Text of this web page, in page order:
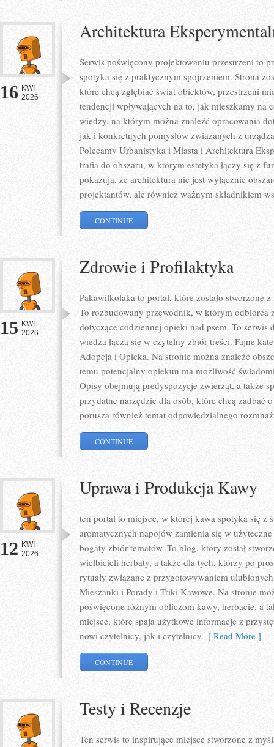
16 KWI
2026
Architektura
Serwis poświęcony projektowaniu przestrzeni to
spotyka się z praktycznym spojrzeniem. Strona
które chcą zgłębiać świat obiektów, przestrzeni
tendencji wpływających na to, jak mieszkamy na
wiedzy, na którym można znaleźć opracowania
jak i konkretnych pomysłów związanych z
Polecamy Urbanistyka i Miasta i Architektura
trafia do obszaru, w którym estetyka łączy się z
pokazują, że architektura nie jest wyłącznie
projektantów, ale również ważnym składnikiem
CONTINUE
15 KWI
2026
Zdrowie i Profilaktyka
Pakawilkolaka to portal, które zostało stworzone
To rozbudowany przewodnik, w którym odbiorca
dotyczące codziennej opieki nad psem. To serwis
wiedza łączą się w czytelny zbiór treści. Fajne
Adopcja i Opieka. Na stronie można znaleźć
temu potencjalny opiekun ma możliwość
Opisy obejmują predyspozycje zwierząt, a także
przydatne narzędzie dla osób, które chcą zadbać
porusza również temat odpowiedzialnego
CONTINUE
12 KWI
2026
Uprawa i Produkcja Kawy
ten portal to miejsce, w której kawa spotyka się z
aromatycznych napojów zamienia się w
bogaty zbiór tematów. To blog, który został
wielbicieli herbaty, a także dla tych, którzy po
rytuały związane z przygotowywaniem
Mieszanki i Porady i Triki Kawowe. Na stronie
poświęcone różnym obliczom kawy, herbacie, a
miejsce, które spaja użytkowe informacje z
nowi czytelnicy, jak i czytelnicy [ Read More ]
CONTINUE
Testy i Recenzje
Ten serwis to inspirujące miejsce stworzone z